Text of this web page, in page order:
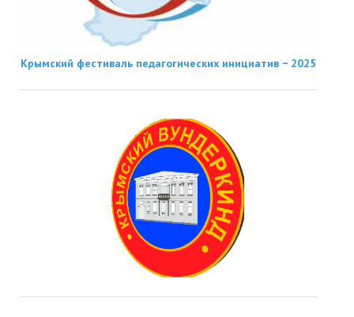
Крымский фестиваль педагогических инициатив − 2025